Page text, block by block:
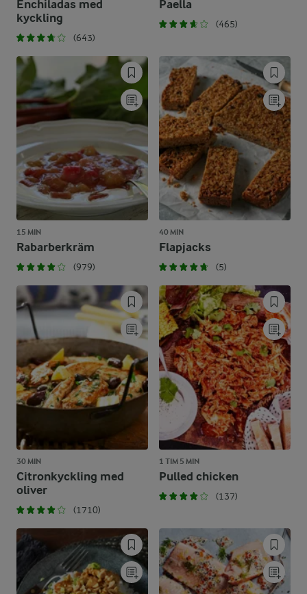
Enchiladas med
kyckling
(643)
Paella
(465)
15 MIN
Rabarberkräm
(979)
40 MIN
Flapjacks
(5)
30 MIN
Citronkyckling med
oliver
(1710)
1 TIM 5 MIN
Pulled chicken
(137)